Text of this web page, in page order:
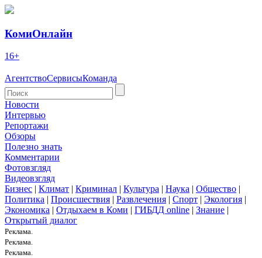
КомиОнлайн
16+
АгентствоСервисыКоманда
Новости
Интервью
Репортажи
Обзоры
Полезно знать
Комментарии
Фотовзгляд
Видеовзгляд
Бизнес | Климат | Криминал | Культура | Наука | Общество |
Политика | Происшествия | Развлечения | Спорт | Экология |
Экономика | Отдыхаем в Коми | ГИБДД online | Знание |
Открытый диалог
Реклама.
Реклама.
Реклама.